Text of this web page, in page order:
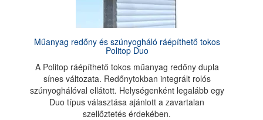
Műanyag redőny és szúnyogháló ráépíthető tokos
Politop Duo
A Politop ráépíthető tokos műanyag redőny dupla
sínes változata. Redőnytokban integrált rolós
szúnyoghálóval ellátott. Helységenként legalább egy
Duo típus választása ajánlott a zavartalan
szellőztetés érdekében.